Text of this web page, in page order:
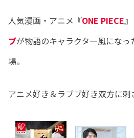
人気漫画・アニメ『ONE PIECE
ブが物語のキャラクター風にな
場。
アニメ好き＆ラブブ好き双方に刺